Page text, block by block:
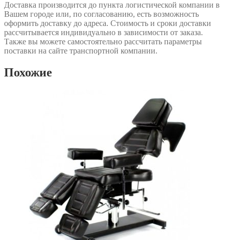
Доставка производится до пункта логистической компании в
Вашем городе или, по согласованию, есть возможность
оформить доставку до адреса. Стоимость и сроки доставки
рассчитывается индивидуально в зависимости от заказа.
Также вы можете самостоятельно рассчитать параметры
поставки на сайте транспортной компании.
Похожие